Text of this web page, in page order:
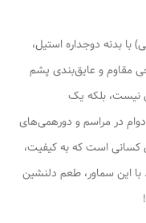
گنجایش واقعی) با بدنه دوجداره استیل،
واتی، شیر برنجی مقاوم و عایق‌بندی پشم
نیست، بلکه یک
دوام در مراسم و دورهمی‌های
کسانی است که به کیفیت،
این سماور، طعم دلنشین